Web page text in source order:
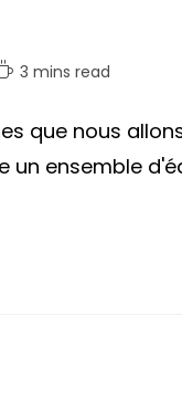
3 mins read
que nous
un ensemble